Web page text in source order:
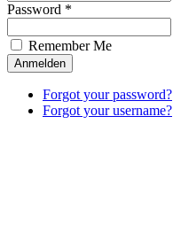
Password *
Remember Me
Forgot your password?
Forgot your username?